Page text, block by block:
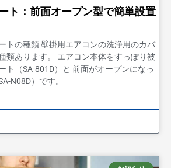
ト：前面オープン型で簡単設置
トの種類 壁掛用エアコンの洗浄用のカバ
類あります。 エアコン本体をすっぽり被
ト（SA-801D）と 前面がオープンになっ
N08D）です。